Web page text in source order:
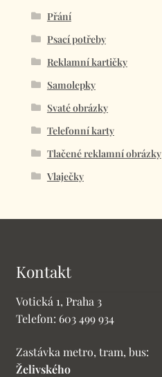
Přání
Psací potřeby
Reklamní kartičky
Samolepky
Svaté obrázky
Telefonní karty
Tlačené reklamní obrázky
Vlaječky
Kontakt
Votická 1, Praha 3
Telefon: 603 499 934
Zastávka metro, tram, bus:
Želivského